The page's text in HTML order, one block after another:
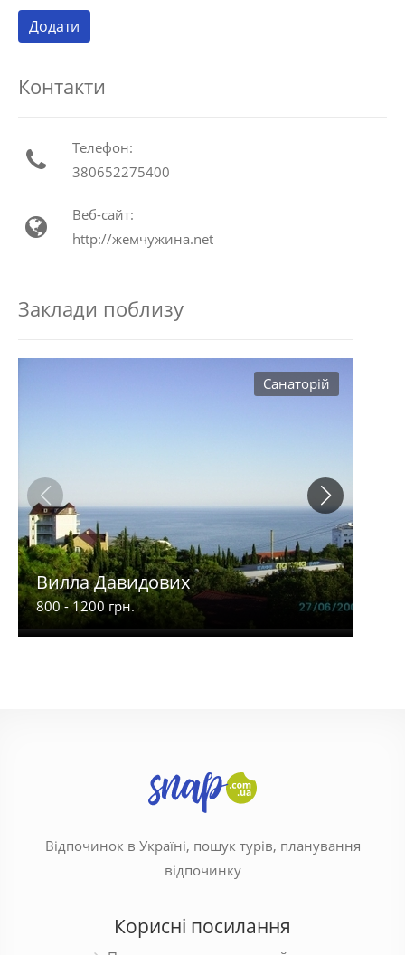
Контакти
Телефон:
380652275400
Веб-сайт:
http://жемчужина.net
Заклади поблизу
Санаторій
Вилла Давидових
800 - 1200 грн.
Відпочинок в Україні, пошук турів, планування
відпочинку
Корисні посилання